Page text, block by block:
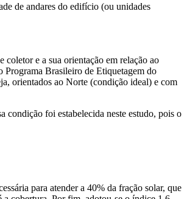
de andares do edifício (ou unidades
e a sua orientação em relação ao
Programa Brasileiro de Etiquetagem do
orientados ao Norte (condição ideal) e com
condição foi estabelecida neste estudo, pois o
para atender a 40% da fração solar, que